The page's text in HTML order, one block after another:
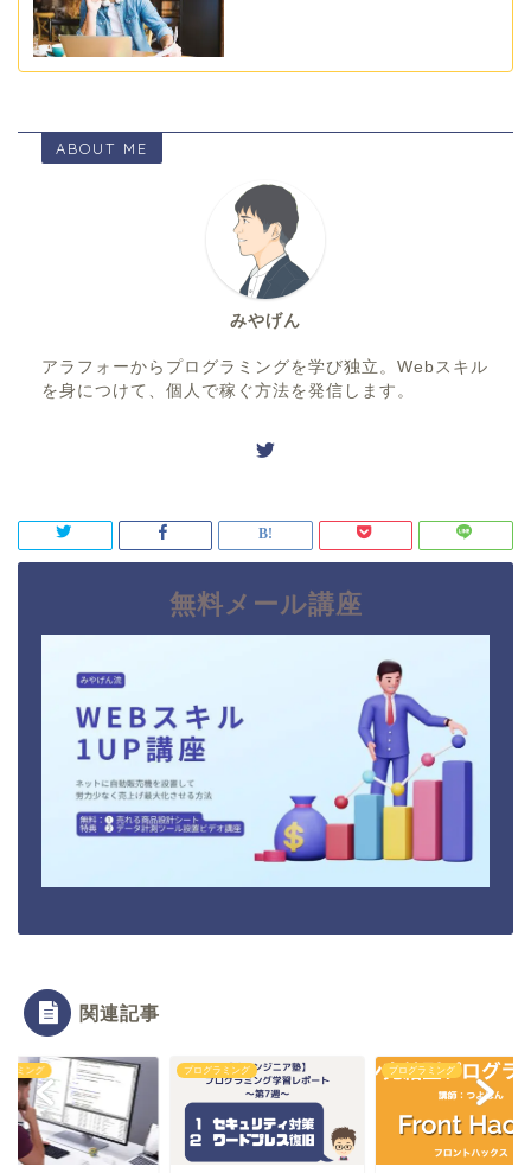
ABOUT ME
みやげん
アラフォーからプログラミングを学び独立。Webスキル
を身につけて、個人で稼ぐ方法を発信します。
無料メール講座
関連記事
ラミング プログラミング プログラミング